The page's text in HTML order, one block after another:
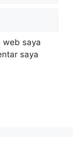
web saya
saya